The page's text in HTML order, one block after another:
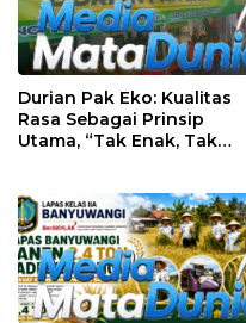
Durian Pak Eko: Kualitas
Rasa Sebagai Prinsip
Utama, “Tak Enak, Tak